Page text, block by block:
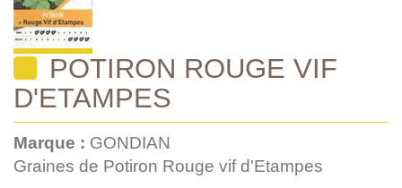
POTIRON ROUGE VIF
D'ETAMPES
Marque : GONDIAN
Graines de Potiron Rouge vif d'Etampes